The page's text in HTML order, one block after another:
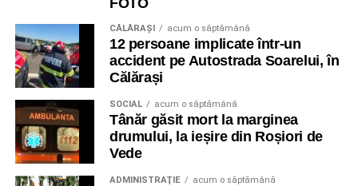
CĂLĂRAŞI acum o săptămână
12 persoane implicate într-un
accident pe Autostrada Soarelui, în
Călărași
SOCIAL acum o săptămână
Tânăr găsit mort la marginea
drumului, la ieșire din Roșiori de
Vede
ADMINISTRAŢIE acum o săptămână